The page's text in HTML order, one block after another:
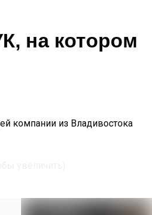
на котором
компании из Владивостока